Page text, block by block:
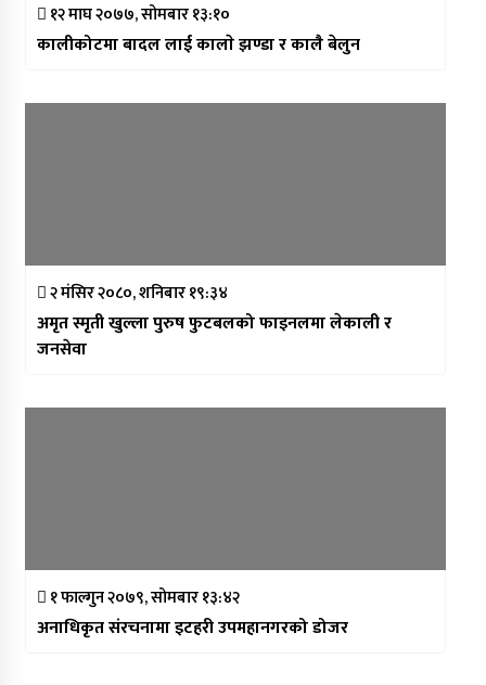
१२ माघ २०७७, सोमबार १३:१०
कालीकोटमा बादल लाई कालाे झण्डा र कालै बेलुन
२ मंसिर २०८०, शनिबार १९:३४
अमृत स्मृती खुल्ला पुरुष फुटबलको फाइनलमा लेकाली र
जनसेवा
१ फाल्गुन २०७९, सोमबार १३:४२
अनाधिकृत संरचनामा इटहरी उपमहानगरको डोजर